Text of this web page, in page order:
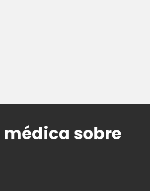
médica sobre